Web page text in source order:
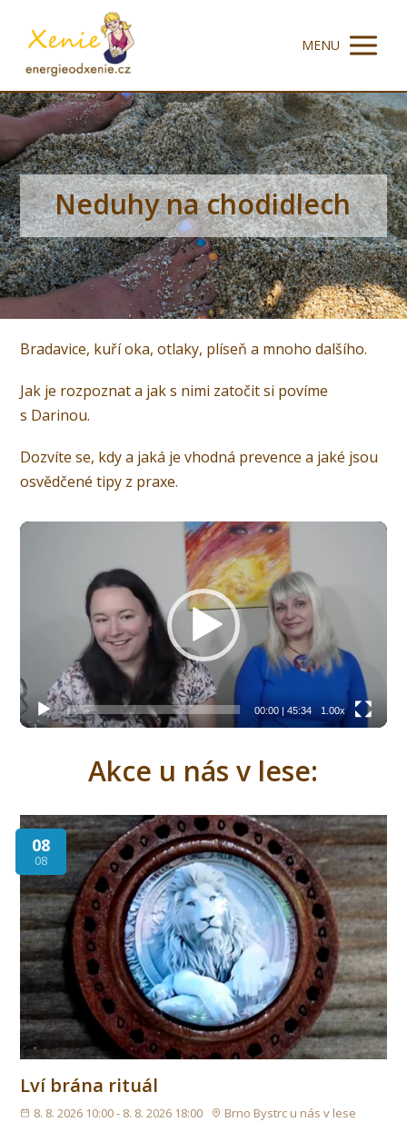
MENU
Neduhy na chodidlech
Bradavice, kuří oka, otlaky, plíseň a mnoho dalšího.
Jak je rozpoznat a jak s nimi zatočit si povíme
s Darinou.
Dozvíte se, kdy a jaká je vhodná prevence a jaké jsou
osvědčené tipy z praxe.
Video
00:00|45:34 1.00x
Akce u nás v lese:
08
08
Lví brána rituál
8. 8. 2026 10:00 - 8. 8. 2026 18:00 Brno Bystrc u nás v lese